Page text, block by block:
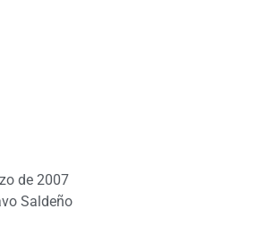
de 2007
Saldeño